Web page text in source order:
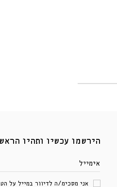
הירשמו עכשיו ותהיו
אימייל
אני מסכימ/ה לדיוור במייל על